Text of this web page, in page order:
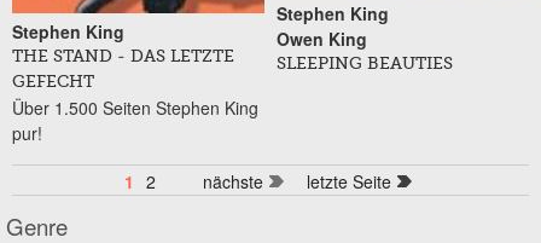
Stephen King
THE STAND - DAS LETZTE
GEFECHT
Über 1.500 Seiten Stephen King
pur!
Stephen King
Owen King
SLEEPING BEAUTIES
1 2 nächste letzte Seite
Genre